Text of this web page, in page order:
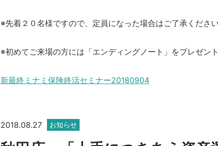
※先着２０名様ですので、定員になった場合はご了承ください
※初めてご来場の方には「エンディングノート」をプレゼント
新最終ミナミ保険終活セミナー20180904
2018.08.27 お知らせ